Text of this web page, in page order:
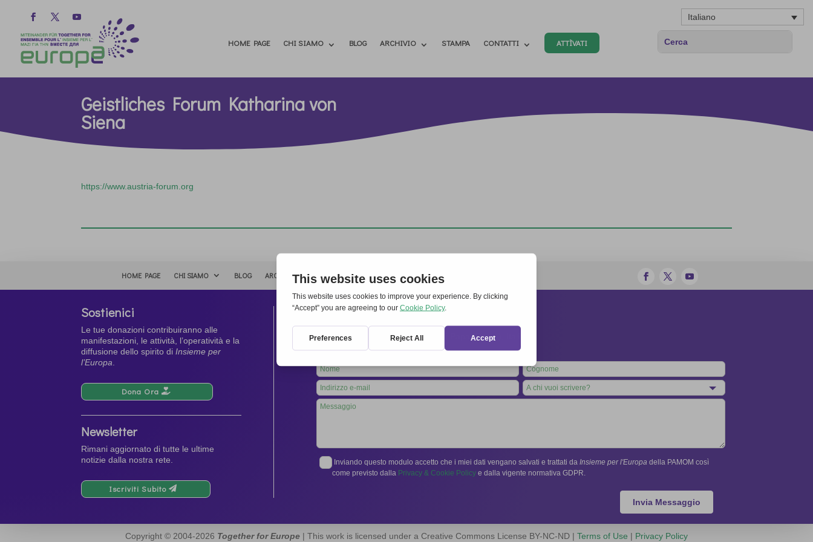
Italiano
HOME PAGE CHI SIAMO BLOG ARCHIVIO STAMPA CONTATTI ATTÌVATI
Geistliches Forum Katharina von
Siena
https://www.austria-forum.org
HOME PAGE CHI SIAMO BLOG ARCHIVIO STAMPA CONTATTI ATTÌVATI
Sostienici
Le tue donazioni contribuiranno alle
manifestazioni, le attività, l’operatività e la
diffusione dello spirito diInsieme per
l’Europa
Dona Ora
Newsletter
Rimani aggiornato di tutte le ultime
notizie dalla nostra rete.
Iscriviti Subito
Contatti
Segreteria Internazionale:
Via Frascati 336, 00040 Rocca di Papa (Roma), Italia
06 94798302
Leave
this
field
blank
Inviando questo modulo accetto che i miei dati vengano salvati e trattati daInsieme per l'Europa della PAMOM così
come previsto dalla Privacy & Cookie Policye dalla vigente normativa GDPR.
Invia Messaggio
Copyright © 2004-2026 Together for Europe | This work is licensed under a Creative Commons License BY-NC-ND | Terms of Use | Privacy Policy